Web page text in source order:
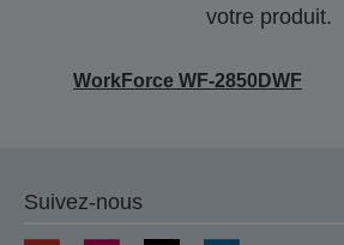
votre produit.
WorkForce WF-2850DWF
Suivez-nous